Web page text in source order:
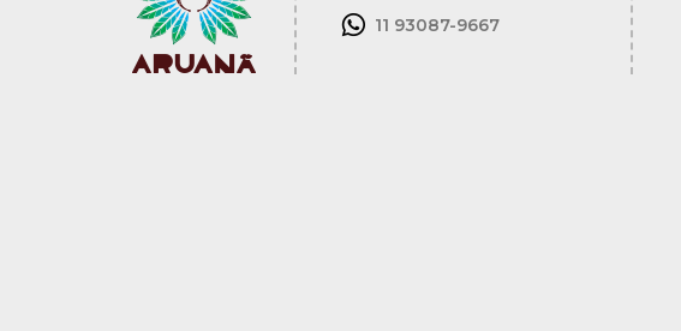
11 93087-9667